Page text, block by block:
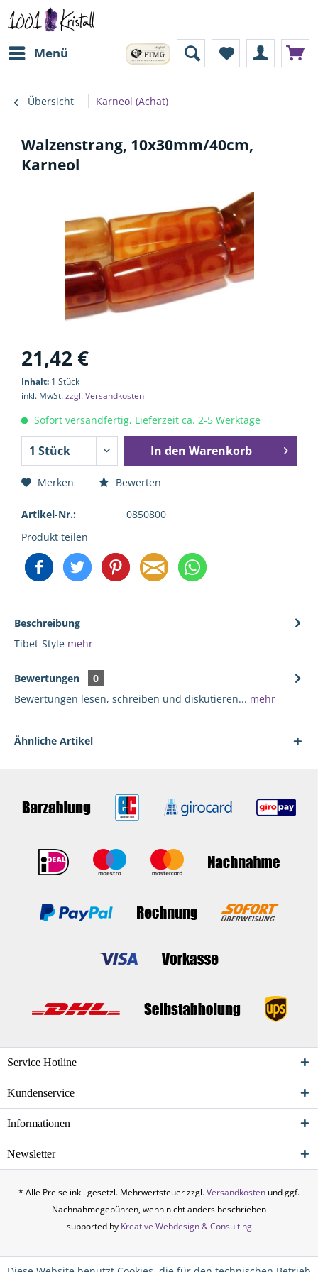
Menü
Übersicht Karneol (Achat)
Walzenstrang, 10x30mm/40cm,
Karneol
21,42 €
Inhalt: 1 Stück
inkl. MwSt.zzgl. Versandkosten
Sofort versandfertig, Lieferzeit ca. 2-5 Werktage
In den Warenkorb
Merken Bewerten
Artikel-Nr.:
0850800
Produkt teilen
Beschreibung
Tibet-Style mehr
Bewertungen
0
Bewertungen lesen, schreiben und diskutieren... mehr
Ähnliche Artikel
Service Hotline
Kundenservice
Informationen
Newsletter
* Alle Preise inkl. gesetzl. Mehrwertsteuer zzgl.Versandkosten und ggf.
Nachnahmegebühren, wenn nicht anders beschrieben
supported by Kreative Webdesign & Consulting